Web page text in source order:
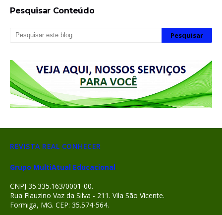
Pesquisar Conteúdo
REVISTA REAL CONHECER
Grupo MultiAtual Educacional
CNPJ 35.335.163/0001-00.
Rua Flauzino Vaz da Silva - 211. Vila São Vicente.
Formiga, MG. CEP: 35.574-564.